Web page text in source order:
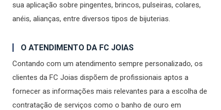
sua aplicação sobre pingentes, brincos, pulseiras, colares,
anéis, alianças, entre diversos tipos de bijuterias.
O ATENDIMENTO DA FC JOIAS
Contando com um atendimento sempre personalizado, os
clientes da FC Joias dispõem de profissionais aptos a
fornecer as informações mais relevantes para a escolha de
contratação de serviços como o banho de ouro em